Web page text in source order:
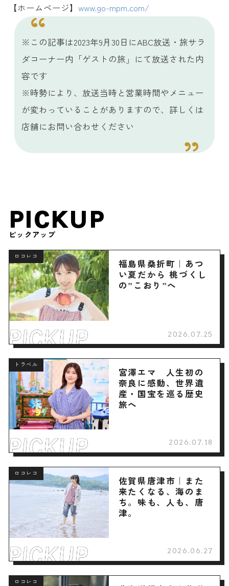
【ホームページ】 www.go-mpm.com/
※この記事は2023年9月30日にABC放送・旅サラ
ダコーナー内「ゲストの旅」にて放送された内
容です
※時勢により、放送当時と営業時間やメニュー
が変わっていることがありますので、詳しくは
店舗にお問い合わせください
PICKUP
ピックアップ
ロコレコ
福島県桑折町｜あつ
い夏だから 桃づくし
の”こおり”へ
2026.07.25
トラベル
宮澤エマ 人生初の
奈良に感動、世界遺
産・国宝を巡る歴史
旅へ
2026.07.18
ロコレコ
佐賀県唐津市｜また
来たくなる、海のま
ち。味も、人も、唐
津。
2026.06.27
ロコレコ